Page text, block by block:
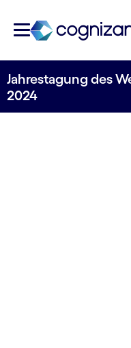
Jahrestagung des
2024